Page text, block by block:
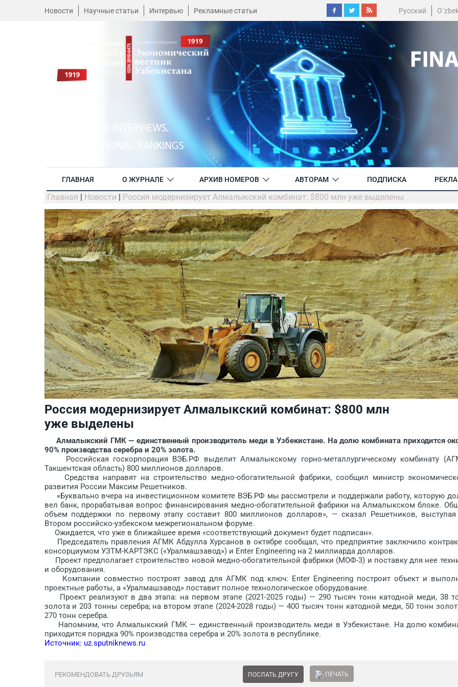
Новости Научные статьи Интервью Рекламные статьи Русский
ГЛАВНАЯ О ЖУРНАЛЕ АРХИВ НОМЕРОВ АВТОРАМ ПОДПИСКА
Главная | Новости | Россия модернизирует Алмалыкский комбинат: $800 млн уже выделены
Россия модернизирует Алмалыкский комбинат: $800 млн
уже выделены
Алмалыкский ГМК — единственный производитель меди в Узбекистане. На долю комбината приходится
90% производства серебра и 20% золота.
Российская госкорпорация ВЭБ.РФ выделит Алмалыкскому горно-металлургическому комбинату
Такшентская область) 800 миллионов долларов.
Средства направят на строительство медно-обогатительной фабрики, сообщил министр
развития России Максим Решетников.
«Буквально вчера на инвестиционном комитете ВЭБ.РФ мы рассмотрели и поддержали работу, которую
вел банк, прорабатывая вопрос финансирования медно-обогатительной фабрики на Алмалыкском блоке.
объем поддержки по первому этапу составит 800 миллионов долларов», — сказал Решетников,
Втором российско-узбекском межрегиональном форуме.
Ожидается, что уже в ближайшее время «соответствующий документ будет подписан».
Председатель правления АГМК Абдулла Хурсанов в октябре сообщал, что предприятие заключило
консорциумом УЗТМ-КАРТЭКС («Уралмашзавод») и Enter Engineering на 2 миллиарда долларов.
Проект предполагает строительство новой медно-обогатительной фабрики (МОФ-3) и поставку для нее
и оборудования.
Компании совместно построят завод для АГМК под ключ: Enter Engineering построит объект и
проектные работы, а «Уралмашзавод» поставит полное технологическое оборудование.
Проект реализуют в два этапа: на первом этапе (2021-2025 годы) — 290 тысяч тонн катодной меди, 38
золота и 203 тонны серебра; на втором этапе (2024-2028 годы) — 400 тысяч тонн катодной меди, 50 тонн
270 тонн серебра.
Напомним, что Алмалыкский ГМК — единственный производитель меди в Узбекистане. На долю
приходится порядка 90% производства серебра и 20% золота в республике.
Источник: uz.sputniknews.ru
РЕКОМЕНДОВАТЬ ДРУЗЬЯМ ПОСЛАТЬ ДРУГУ ПЕЧАТЬ